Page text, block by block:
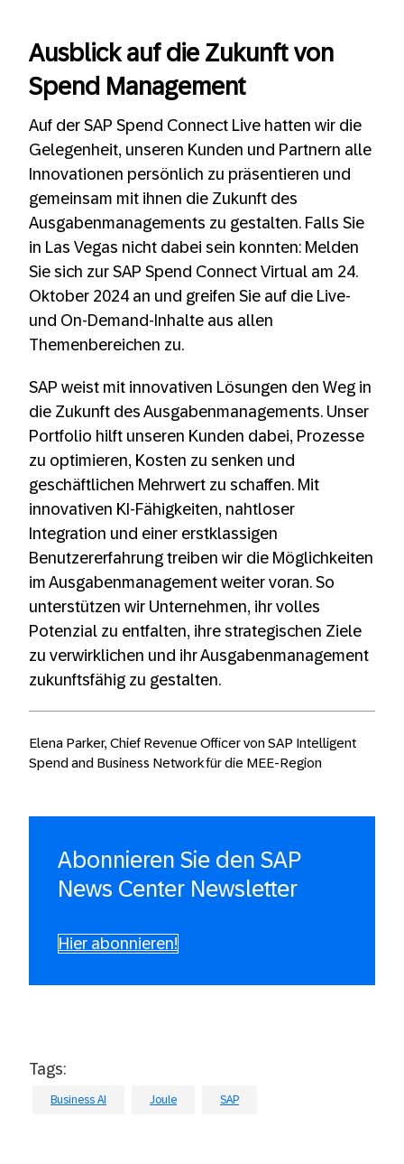
Ausblick auf die Zukunft von
Spend Management
Auf der SAP Spend Connect Live hatten wir die
Gelegenheit, unseren Kunden und Partnern alle
Innovationen persönlich zu präsentieren und
gemeinsam mit ihnen die Zukunft des
Ausgabenmanagements zu gestalten. Falls Sie
in Las Vegas nicht dabei sein konnten: Melden
Sie sich zur SAP Spend Connect Virtual am 24.
Oktober 2024 an und greifen Sie auf die Live-
und On-Demand-Inhalte aus allen
Themenbereichen zu.
SAP weist mit innovativen Lösungen den Weg in
die Zukunft des Ausgabenmanagements. Unser
Portfolio hilft unseren Kunden dabei, Prozesse
zu optimieren, Kosten zu senken und
geschäftlichen Mehrwert zu schaffen. Mit
innovativen KI-Fähigkeiten, nahtloser
Integration und einer erstklassigen
Benutzererfahrung treiben wir die Möglichkeiten
im Ausgabenmanagement weiter voran. So
unterstützen wir Unternehmen, ihr volles
Potenzial zu entfalten, ihre strategischen Ziele
zu verwirklichen und ihr Ausgabenmanagement
zukunftsfähig zu gestalten.
Elena Parker, Chief Revenue Officer von SAP Intelligent
Spend and Business Network für die MEE-Region
Abonnieren Sie den SAP
News Center Newsletter
Hier abonnieren!
Tags:
Business AI Joule SAP